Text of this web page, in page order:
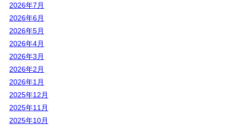
2026年7月
2026年6月
2026年5月
2026年4月
2026年3月
2026年2月
2026年1月
2025年12月
2025年11月
2025年10月